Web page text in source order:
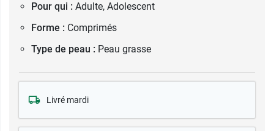
Pour qui : Adulte, Adolescent
Forme : Comprimés
Type de peau : Peau grasse
Livré mardi